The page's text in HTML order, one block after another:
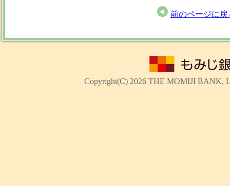
前のページに戻
Copyright(C) 2026 THE MOMIJI BANK,